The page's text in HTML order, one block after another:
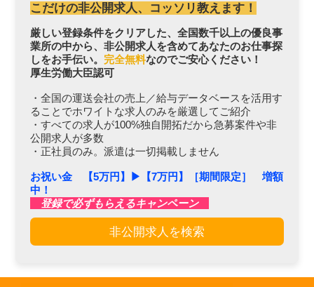
こだけの非公開求人、コッソリ教えます！
厳しい登録条件をクリアした、全国数千以上の優良事
業所の中から、非公開求人を含めてあなたのお仕事探
しをお手伝い。 完全無料なのでご安心ください！
厚生労働大臣認可
・全国の運送会社の売上／給与データベースを活用す
ることでホワイトな求人のみを厳選してご紹介
・すべての求人が100%独自開拓だから急募案件や非
公開求人が多数
・正社員のみ。派遣は一切掲載しません
お祝い金 【5万円】▶︎【7万円】［期間限定］ 増額
中！
登録で必ずもらえるキャンペーン
非公開求人を検索